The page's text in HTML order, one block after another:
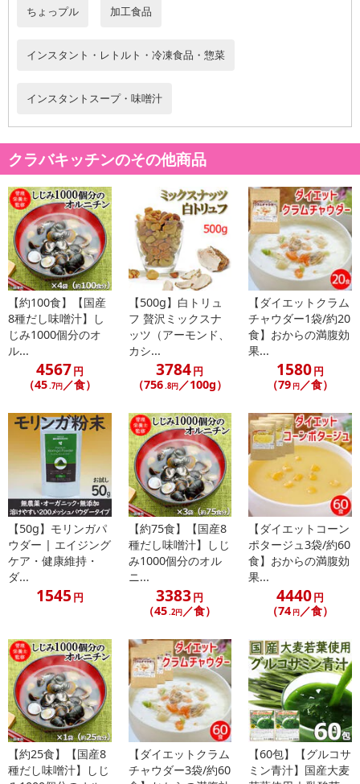
【がごめ昆布!?】
北海道函館周辺の限られた地域でしか採れない希少な昆布です。特
このヌメリ＆トロミは『フコイダン』という成分がもたらすモノ
で、厳しい海中環境の中で負ってしまった傷や乾燥などから身を守
っています。
がごめ昆布には、他の昆布の2倍以上も多く含まれており、その秘め
られたパワーが健康志向の食品素材として注目されています。
【3大！激ネバ成分】
古来より昆布といった海藻類は、鉄分・カルシウム・食物繊維など
が多く含まれている為、カラダに良いと言われてきました。
その中でもガゴメ昆布には、激ネバ成分『フコイダン』『アルギン
酸』『ラミナラン』が多く含まれている事から、健康と若々しさ、
美容を求める方々がそのサポート力を期待し注目しています。
【お湯を注ぐだけ！簡単ネバ活！】
納豆・オクラ・山芋と言ったネバネバ食品は健康や滋養強壮に良い
とされてきました。このネバネバパワーを得る為にも、毎日の食事
に継続して取り入れましょう。
【アレンジいろいろ♪】
混ぜ込みご飯、うどんやパスタなど麺類に絡めて。ぜひお試しくだ
・賞味期限：製造日より1年
・原産国（最終加工地）：日本
・原材料/材質/素材：風味調味料(食塩、ブドウ糖、がごめ昆布、粉
末醤油、鰹節粉末、昆布エキス粉末)(国内製造)、デキストリン、食
用植物油脂、乾燥ねぎ、麩/調味料(アミノ酸等)、加工澱粉、酸化防
止剤(V.E)、(一部に小麦・大豆を含む)
・アレルギー表示：小麦・大豆
ちょっプル 加工食品
インスタント・レトルト・冷凍食品・惣菜
インスタントスープ・味噌汁
クラバキッチンのその他商品
【約100食】【国産
8種だし味噌汁】し
じみ1000個分のオ
ル...
4567円
（45.7円／食）
【500g】白トリュ
フ 贅沢ミックスナ
ッツ（アーモンド、
カシ...
3784円
（756.8円／100g）
【ダイエットクラム
チャウダー1袋/約20
食】おからの満腹効
果...
1580円
（79 円／食）
【50g】モリンガパ
ウダー | エイジング
ケア・健康維持・
ダ...
1545 円
【約75食】【国産8
種だし味噌汁】しじ
み1000個分のオル
ニ...
3383円
（45.2円 ／食）
【ダイエットコーン
ポタージュ3袋/約60
食】おからの満腹効
果...
4440円
（74 円 ／食）
【約25食】【国産8
種だし味噌汁】しじ
【ダイエットクラム
チャウダー3袋/約60
【60包】【グルコサ
ミン青汁】国産大麦